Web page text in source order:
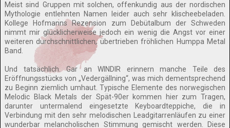
Meist sind Gruppen mit solchen, offenkundig aus der nordischen
Mythologie entlehnten Namen leider auch sehr klischeebeladen.
Kollege Hofmanns Rezension zum Debütalbum der Schweden
nimmt mir glücklicherweise jedoch ein wenig die Angst vor einer
weiteren durchschnittlichen, übertrieben fröhlichen Humppa Metal
Band.
Und tatsächlich. Gar an WINDIR erinnern manche Teile des
Eröffnungsstücks von „Vedergällning“, was mich dementsprechend
zu Beginn ziemlich umhaut. Typische Elemente des norwegischen
Melodic Black Metals der Spät-90er kommen hier zum Tragen,
darunter untermalend eingesetzte Keyboardteppiche, die in
Verbindung mit den sehr melodischen Leadgitarrenläufen zu einer
wunderbar melancholischen Stimmung gemischt werden. Diese